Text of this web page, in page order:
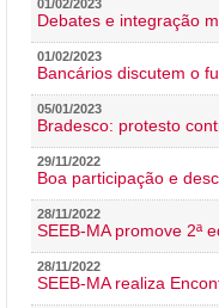
01/02/2023
Debates e integração
01/02/2023
Bancários discutem o
05/01/2023
Bradesco: protesto
29/11/2022
Boa participação e
28/11/2022
SEEB-MA promove 2ª
28/11/2022
SEEB-MA realiza